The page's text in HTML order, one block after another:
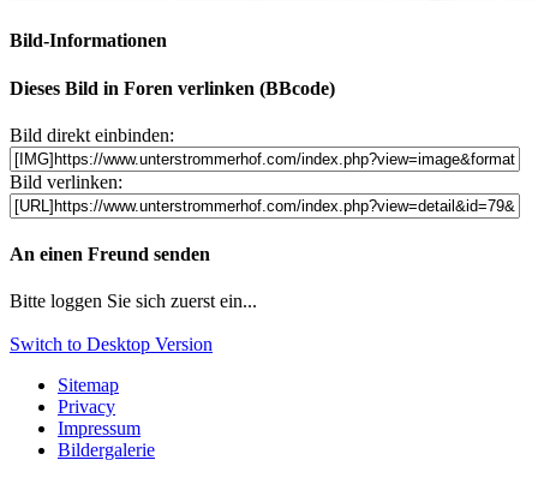
Bild-Informationen
Dieses Bild in Foren verlinken (BBcode)
Bild direkt einbinden:
Bild verlinken:
An einen Freund senden
Bitte loggen Sie sich zuerst ein...
Switch to Desktop Version
Sitemap
Privacy
Impressum
Bildergalerie